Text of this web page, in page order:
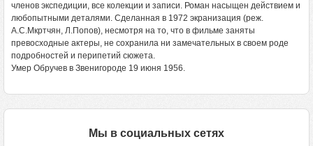
членов экспедиции, все колекции и записи. Роман насыщен действием и
любопытными деталями. Сделанная в 1972 экранизация (реж.
А.С.Мкртчян, Л.Попов), несмотря на то, что в фильме заняты
превосходные актеры, не сохранила ни замечательных в своем роде
подробностей и перипетий сюжета.
Умер Обручев в Звенигороде 19 июня 1956.
Мы в социальных сетях